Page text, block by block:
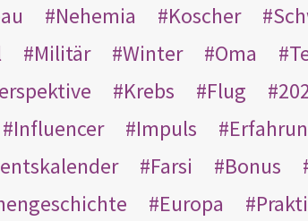
Nehemia Koscher
Militär Winter Oma
Krebs Flug
Influencer Impuls
Farsi Bonus
Europa